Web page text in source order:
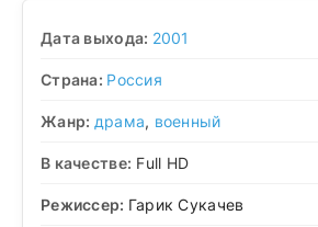
Дата выхода: 2001
Страна: Россия
Жанр: драма, военный
В качестве: Full HD
Режиссер: Гарик Сукачев